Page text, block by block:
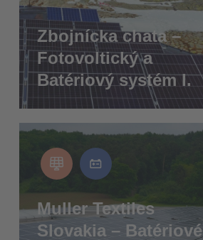
Zbojnícka chata –
Fotovoltický a
Batériový systém I.
Muller Textiles
Slovakia – Batériové